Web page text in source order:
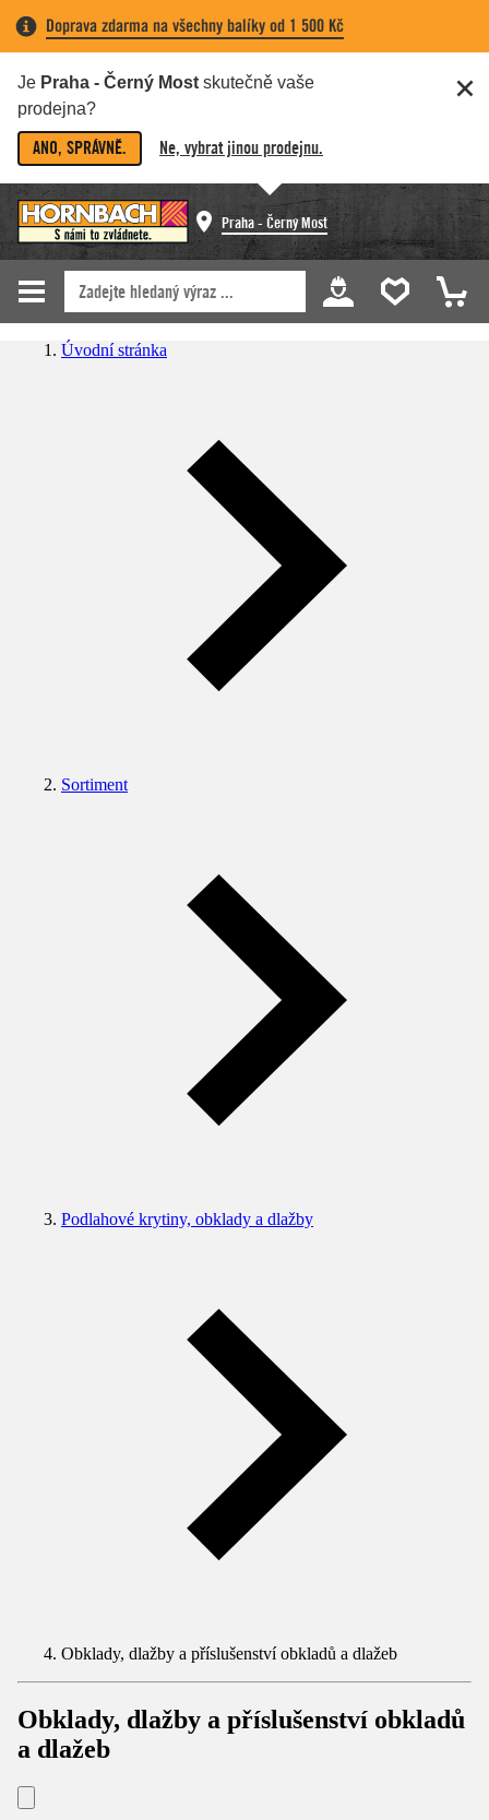
Doprava zdarma na všechny balíky od 1 500 Kč
Je Praha - Černý Most skutečně vaše
prodejna?
ANO, SPRÁVNĚ. Ne, vybrat jinou prodejnu.
Praha - Černý Most
Úvodní stránka
Sortiment
Podlahové krytiny, obklady a dlažby
Obklady, dlažby a příslušenství obkladů a dlažeb
Obklady, dlažby a příslušenství obkladů
a dlažeb